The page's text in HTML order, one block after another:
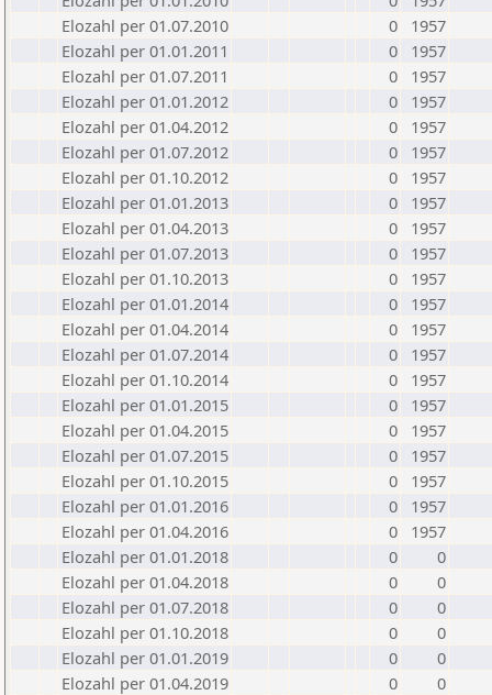
Elozahl per 01.07.2010
0
1957
Elozahl per 01.01.2011
0
1957
Elozahl per 01.07.2011
0
1957
Elozahl per 01.01.2012
0
1957
Elozahl per 01.04.2012
0
1957
Elozahl per 01.07.2012
0
1957
Elozahl per 01.10.2012
0
1957
Elozahl per 01.01.2013
0
1957
Elozahl per 01.04.2013
0
1957
Elozahl per 01.07.2013
0
1957
Elozahl per 01.10.2013
0
1957
Elozahl per 01.01.2014
0
1957
Elozahl per 01.04.2014
0
1957
Elozahl per 01.07.2014
0
1957
Elozahl per 01.10.2014
0
1957
Elozahl per 01.01.2015
0
1957
Elozahl per 01.04.2015
0
1957
Elozahl per 01.07.2015
0
1957
Elozahl per 01.10.2015
0
1957
Elozahl per 01.01.2016
0
1957
Elozahl per 01.04.2016
0
1957
Elozahl per 01.01.2018
0
0
Elozahl per 01.04.2018
0
0
Elozahl per 01.07.2018
0
0
Elozahl per 01.10.2018
0
0
Elozahl per 01.01.2019
0
0
Elozahl per 01.04.2019
0
0